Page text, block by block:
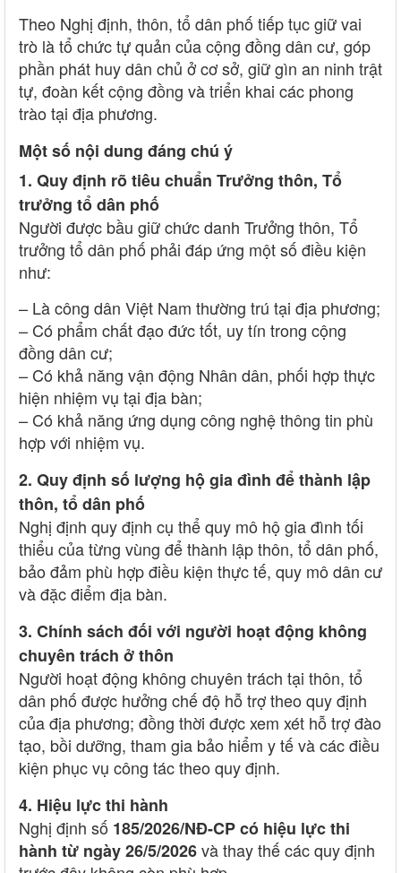
Theo Nghị định, thôn, tổ dân phố tiếp tục giữ vai
trò là tổ chức tự quản của cộng đồng dân cư, góp
phần phát huy dân chủ ở cơ sở, giữ gìn an ninh trật
tự, đoàn kết cộng đồng và triển khai các phong
trào tại địa phương.
Một số nội dung đáng chú ý
1. Quy định rõ tiêu chuẩn Trưởng thôn, Tổ
trưởng tổ dân phố
Người được bầu giữ chức danh Trưởng thôn, Tổ
trưởng tổ dân phố phải đáp ứng một số điều kiện
như:
– Là công dân Việt Nam thường trú tại địa phương;
– Có phẩm chất đạo đức tốt, uy tín trong cộng
đồng dân cư;
– Có khả năng vận động Nhân dân, phối hợp thực
hiện nhiệm vụ tại địa bàn;
– Có khả năng ứng dụng công nghệ thông tin phù
hợp với nhiệm vụ.
2. Quy định số lượng hộ gia đình để thành lập
thôn, tổ dân phố
Nghị định quy định cụ thể quy mô hộ gia đình tối
thiểu của từng vùng để thành lập thôn, tổ dân phố,
bảo đảm phù hợp điều kiện thực tế, quy mô dân cư
và đặc điểm địa bàn.
3. Chính sách đối với người hoạt động không
chuyên trách ở thôn
Người hoạt động không chuyên trách tại thôn, tổ
dân phố được hưởng chế độ hỗ trợ theo quy định
của địa phương; đồng thời được xem xét hỗ trợ đào
tạo, bồi dưỡng, tham gia bảo hiểm y tế và các điều
kiện phục vụ công tác theo quy định.
4. Hiệu lực thi hành
Nghị định số 185/2026/NĐ-CP có hiệu lực thi
hành từ ngày 26/5/2026và thay thế các quy định